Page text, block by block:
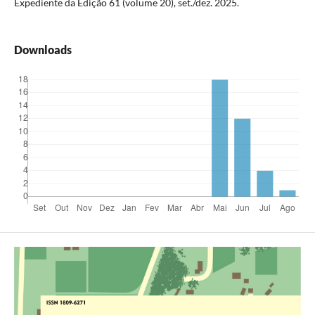
Expediente da Edição 61 (volume 20), set./dez. 2025.
Downloads